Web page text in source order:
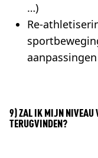
…)
Re-
9) ZAL IK MIJN NIVEAU
TERUGVINDEN?